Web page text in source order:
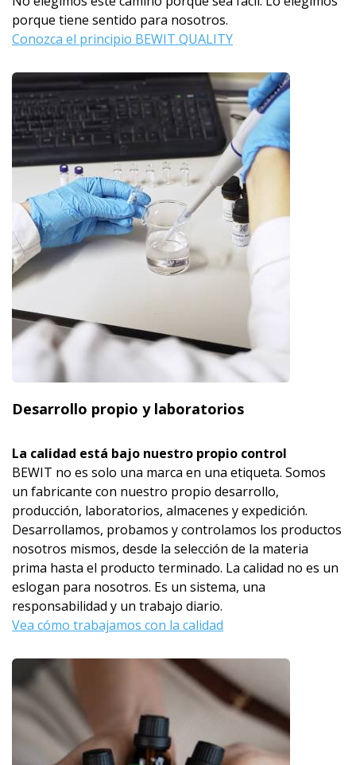
porque tiene sentido para nosotros.
Conozca el principio BEWIT QUALITY
Desarrollo propio y laboratorios
La calidad está bajo nuestro propio control
BEWIT no es solo una marca en una etiqueta. Somos
un fabricante con nuestro propio desarrollo,
producción, laboratorios, almacenes y expedición.
Desarrollamos, probamos y controlamos los productos
nosotros mismos, desde la selección de la materia
prima hasta el producto terminado. La calidad no es un
eslogan para nosotros. Es un sistema, una
responsabilidad y un trabajo diario.
Vea cómo trabajamos con la calidad